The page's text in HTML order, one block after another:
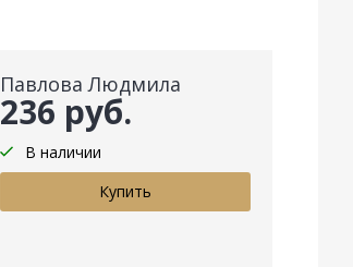
Павлова Людмила
236 руб.
В наличии